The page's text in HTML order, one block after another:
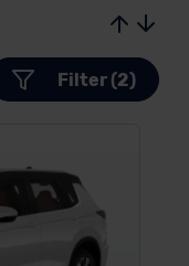
Filter (2)